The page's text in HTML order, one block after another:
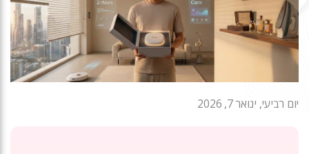
יום רביעי, ינואר 7, 2026